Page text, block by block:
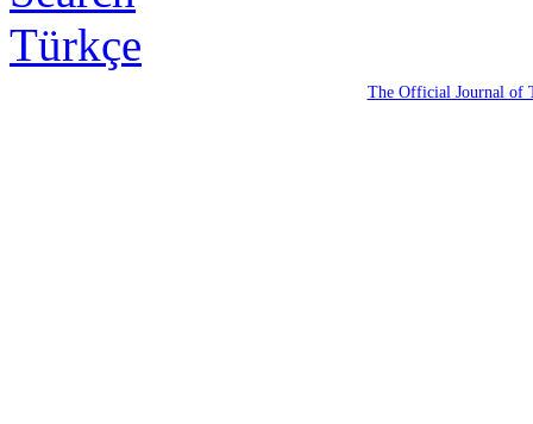
Türkçe
The Official Journal of